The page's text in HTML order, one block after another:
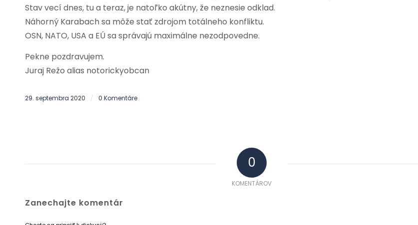
Stav vecí dnes, tu a teraz, je natoľko akútny, že neznesie odklad.
Náhorný Karabach sa môže stať zdrojom totálneho konfliktu.
OSN, NATO, USA a EÚ sa správajú maximálne nezodpovedne.
Pekne pozdravujem.
Juraj Režo alias notorickyobcan
29. septembra 2020 / 0 Komentáre
0
KOMENTÁROV
Zanechajte komentár